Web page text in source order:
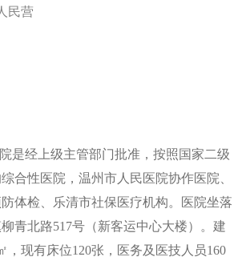
民营
是经上级主管部门批准，按照国家二级
合性医院，温州市人民医院协作医院、
体检、乐清市社保医疗机构。医院坐落
青北路517号（新客运中心大楼）。建
，现有床位120张，医务及医技人员160